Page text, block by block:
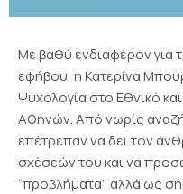
Με βαθύ ενδιαφέρον για
εφήβου, η Κατερίνα
Ψυχολογία στο Εθνικό
Αθηνών. Από νωρίς
επέτρεπαν να δει τον
σχέσεών του και να
“προβλήματα”, αλλά ως